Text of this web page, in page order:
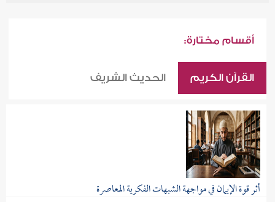
أقسام مختارة:
القرآن الكريم الحديث الشريف
أثر قوة الإيمان في مواجهة الشبهات الفكرية المعاصرة